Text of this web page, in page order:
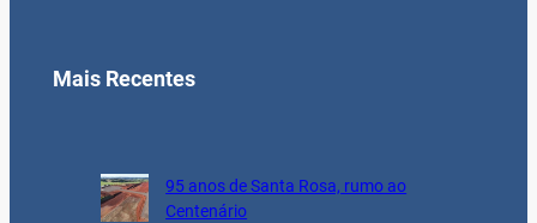
Mais Recentes
95 anos de Santa Rosa, rumo ao
Centenário